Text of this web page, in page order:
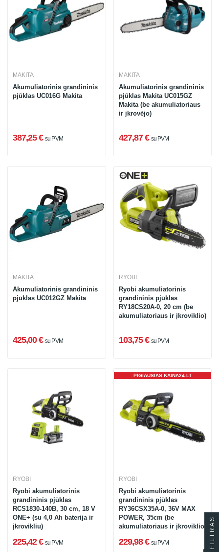
MAKITA
Akumuliatorinis grandininis
pjūklas UC016G Makita
387,25 € su PVM
MAKITA
Akumuliatorinis grandininis
pjūklas Makita UC015GZ
Makita (be akumuliatoriaus
ir įkrovėjo)
427,87 € su PVM
MAKITA
Akumuliatorinis grandininis
pjūklas UC012GZ Makita
425,00 € su PVM
RYOBI
Ryobi akumuliatorinis
grandininis pjūklas
RY18CS20A-0, 20 cm (be
akumuliatoriaus ir įkroviklio)
103,75 € su PVM
RYOBI
Ryobi akumuliatorinis
grandininis pjūklas
RCS1830-140B, 30 cm, 18 V
ONE+ (su 4,0 Ah baterija ir
įkrovikliu)
225,42 € su PVM
PIGIAUSIAS KAINA24.LT
RYOBI
Ryobi akumuliatorinis
grandininis pjūklas
RY36CSX35A-0, 36V MAX
POWER, 35cm (be
akumuliatoriaus ir įkroviklio)
229,98 € su PVM FILTRAS